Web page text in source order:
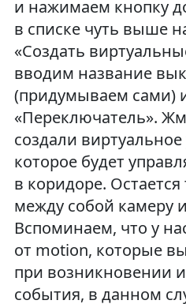
и нажимаем кнопку
в списке чуть выше
«Создать
вводим название
(придумываем сами)
«Переключатель».
создали виртуальное
которое будет
в коридоре.
между собой камеру
Вспоминаем, что у
от motion, которые
при возникновении
события, в данном